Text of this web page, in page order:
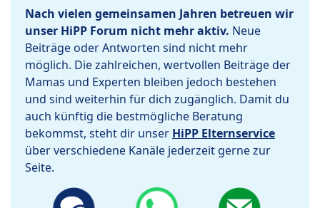
Nach vielen gemeinsamen Jahren betreuen wir
unser HiPP Forum nicht mehr aktiv. Neue
Beiträge oder Antworten sind nicht mehr
möglich. Die zahlreichen, wertvollen Beiträge der
Mamas und Experten bleiben jedoch bestehen
und sind weiterhin für dich zugänglich. Damit du
auch künftig die bestmögliche Beratung
bekommst, steht dir unser HiPP Elternservice
über verschiedene Kanäle jederzeit gerne zur
Seite.